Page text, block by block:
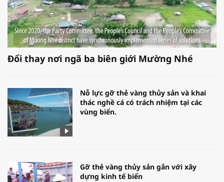
Đổi thay nơi ngã ba biên giới Mường Nhé
Nỗ lực gỡ thẻ vàng thủy sản và khai
thác nghề cá có trách nhiệm tại các
vùng biển.
Gỡ thẻ vàng thủy sản gắn với xây
dựng kinh tế biển